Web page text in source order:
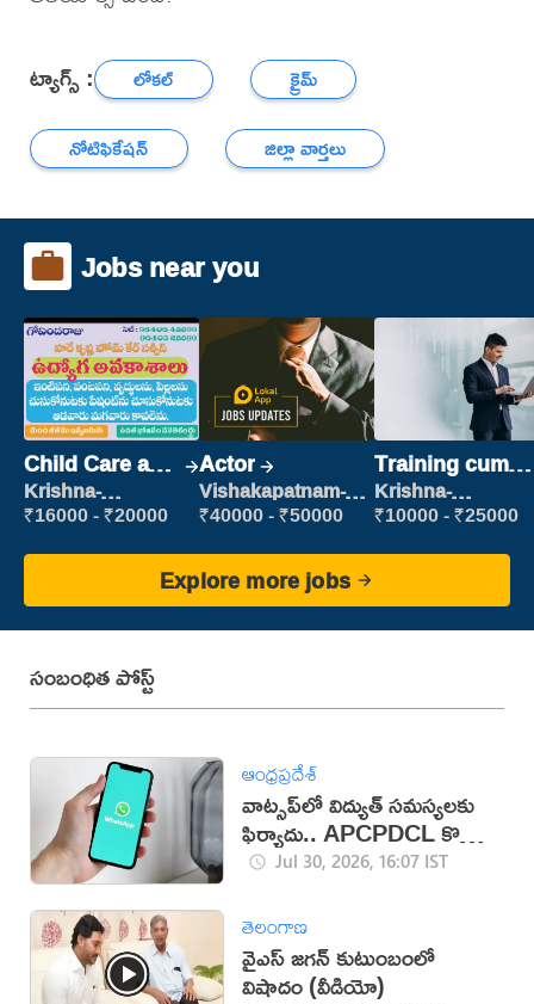
ట్యాగ్స్ : లోకల్
క్రైమ్
నోటిఫికేషన్
జిల్లా వార్తలు
Jobs near you
Child Care and
Patient care
Krishna-
vijayawada
₹16000 - ₹20000
Actor
Vishakapatnam-
new
₹40000 - ₹50000
Training cum
Placement
Krishna-
vijayawada
₹10000 - ₹25000
Explore more jobs
సంబంధిత పోస్ట్
ఆంధ్రప్రదేశ్
వాట్సప్‌లో విద్యుత్ సమస్యలకు
ఫిర్యాదు.. APCPDCL కొత్త
సేవలుJul 30, 2026, 16:07 IST
తెలంగాణ
వైఎస్ జగన్ కుటుంబంలో
విషాదం (వీడియో)